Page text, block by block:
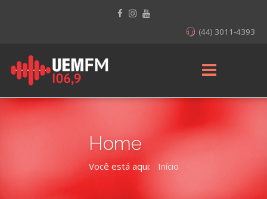
(44) 3011-4393
Home
Você está aqui: Início